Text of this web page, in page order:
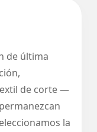
de última
de corte —
la